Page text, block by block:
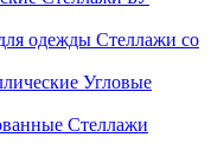
Стеллажи со
Угловые
Стеллажи